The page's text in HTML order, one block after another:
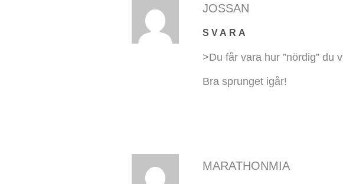
JOSSAN
SVARA
>Du får vara hur ”nördig” du
Bra sprunget igår!
MARATHONMIA